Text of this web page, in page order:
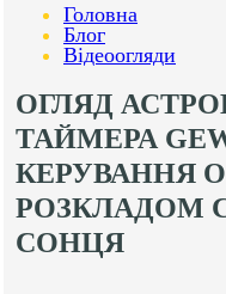
Головна
Блог
Відеоогляди
ОГЛЯД
ТАЙМЕРА
КЕРУВАННЯ
РОЗКЛАДОМ
СОНЦЯ